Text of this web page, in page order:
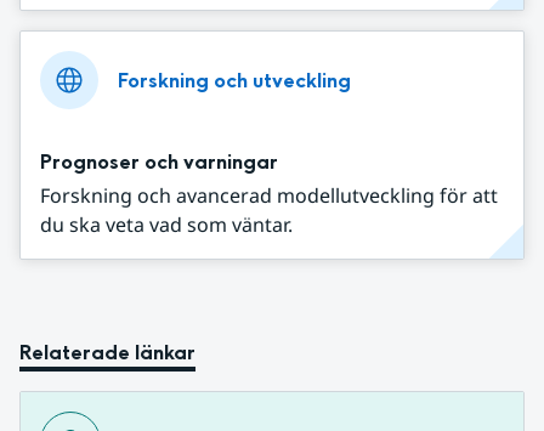
Forskning och utveckling
Prognoser och varningar
Forskning och avancerad modellutveckling för att
du ska veta vad som väntar.
Relaterade länkar